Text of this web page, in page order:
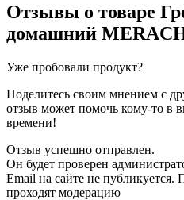
Отзывы о товаре
домашний
Уже пробовали продукт?
Поделитесь своим мнением с
отзыв может помочь кому-то в
времени!
Отзыв успешно отправлен.
Он будет проверен
Email на сайте не
проходят модерацию